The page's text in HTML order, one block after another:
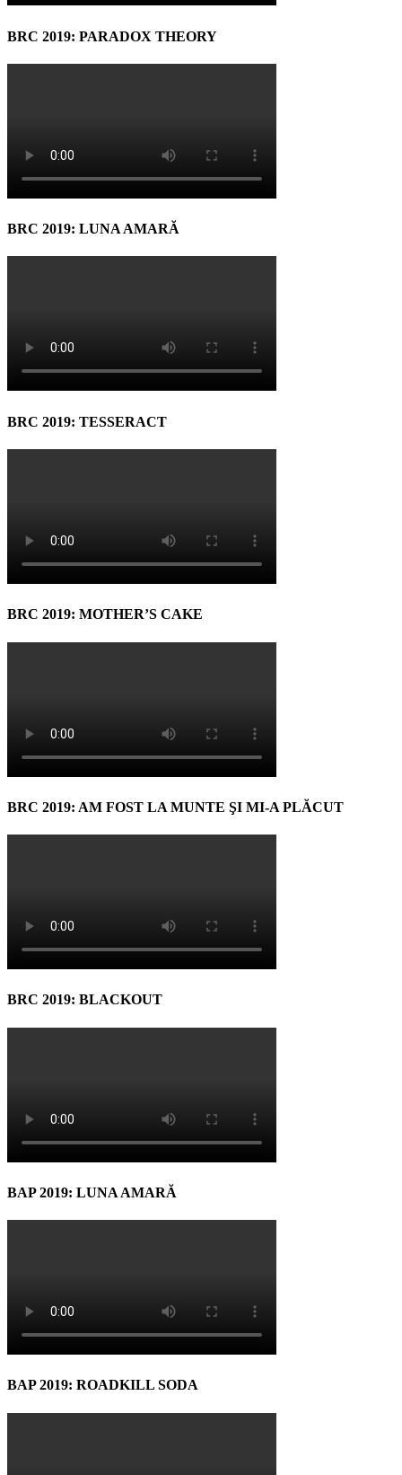
BRC 2019: PARADOX THEORY
BRC 2019: LUNA AMARĂ
BRC 2019: TESSERACT
BRC 2019: MOTHER’S CAKE
BRC 2019: AM FOST LA MUNTE ŞI MI-A PLĂCUT
BRC 2019: BLACKOUT
BAP 2019: LUNA AMARĂ
BAP 2019: ROADKILL SODA